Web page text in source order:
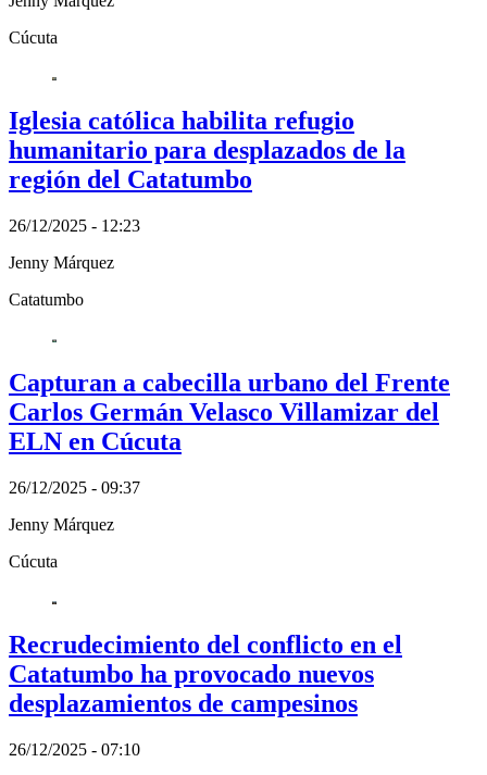
Cúcuta
Iglesia católica habilita refugio
humanitario para desplazados de la
región del Catatumbo
26/12/2025 - 12:23
Jenny Márquez
Catatumbo
Capturan a cabecilla urbano del Frente
Carlos Germán Velasco Villamizar del
ELN en Cúcuta
26/12/2025 - 09:37
Jenny Márquez
Cúcuta
Recrudecimiento del conflicto en el
Catatumbo ha provocado nuevos
desplazamientos de campesinos
26/12/2025 - 07:10